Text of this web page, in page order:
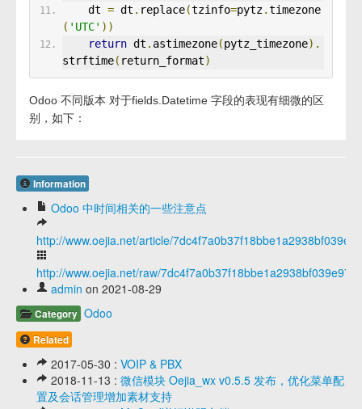
    dt
= dt . replace(tzinfo=pytz.timezone
( 'UTC' ))
return dt . astimezone(pytz_timezone).
strftime( return_format)
Odoo 不同版本 对于fields.Datetime 字段的表现有细微的区
别，如下：
Information
Odoo 中时间相关的一些注意点
http://www.oejia.net/article/
http://www.oejia.net/raw/7dc4f7a0b37f18bbe1a2938bf039e97d
admin on 2021-08-29
Category Odoo
Related
2017-05-30 : VOIP & PBX
2018-11-13 : 微信模块 Oejia_wx v0.5.5 发布，优化菜单配
置及会话管理增加素材支持